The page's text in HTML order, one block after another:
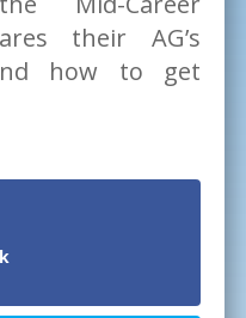
their AG’s
how to get